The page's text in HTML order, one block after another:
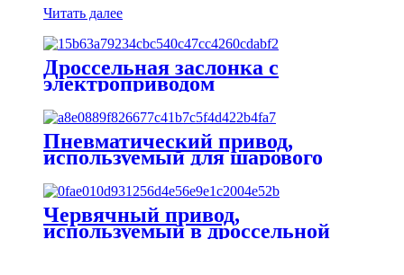
Читать далее
Дроссельная заслонка с
электроприводом
Пневматический привод,
используемый для шарового
клапана / дроссельной заслонки
Червячный привод,
используемый в дроссельной
заслонке